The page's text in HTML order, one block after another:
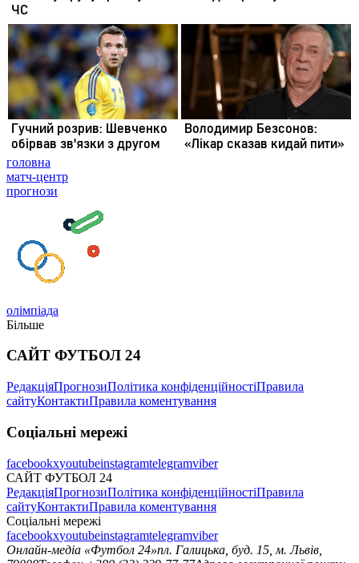
головна
матч-центр
прогнози
олімпіада
Більше
САЙТ ФУТБОЛ 24
РедакціяПрогнозиПолітика конфіденційностіПравила
сайтуКонтактиПравила коментування
Соціальні мережі
facebookxyoutubeinstagramtelegramviber
САЙТ ФУТБОЛ 24
РедакціяПрогнозиПолітика конфіденційностіПравила
сайтуКонтактиПравила коментування
Соціальні мережі
facebookxyoutubeinstagramtelegramviber
Онлайн-медіа «Футбол 24»пл. Галицька, буд. 15, м. Львів,